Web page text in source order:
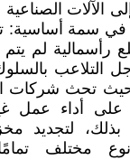
الآلات
في سمة أساسية:
سلع رأسمالية لم
أجل التلاعب
تحث شركات
على أداء عمل
بذلك، لتجديد
مختلف